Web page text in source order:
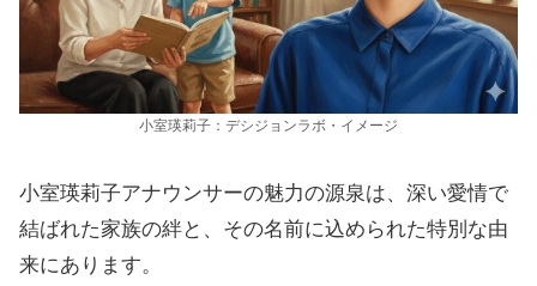
小室瑛莉子：デシジョンラボ・イメージ
小室瑛莉子アナウンサーの魅力の源泉は、深い愛情で
結ばれた家族の絆と、その名前に込められた特別な由
来にあります。